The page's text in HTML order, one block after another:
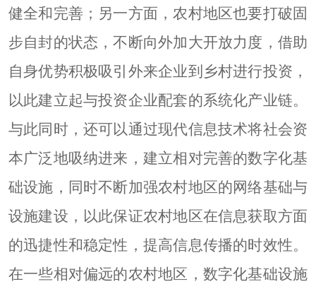
健全和完善；另一方面，农村地区也要打破固
步自封的状态，不断向外加大开放力度，借助
自身优势积极吸引外来企业到乡村进行投资，
以此建立起与投资企业配套的系统化产业链。
与此同时，还可以通过现代信息技术将社会资
本广泛地吸纳进来，建立相对完善的数字化基
础设施，同时不断加强农村地区的网络基础与
设施建设，以此保证农村地区在信息获取方面
的迅捷性和稳定性，提高信息传播的时效性。
在一些相对偏远的农村地区，数字化基础设施